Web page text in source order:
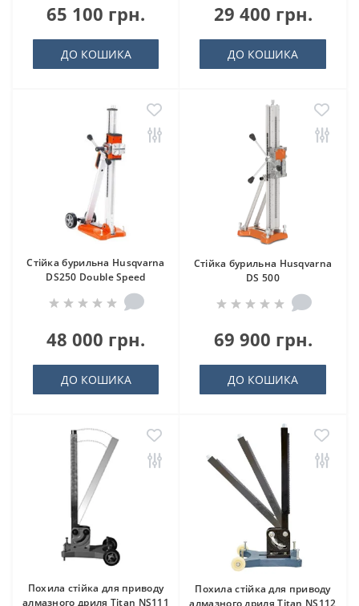
65 100 грн.
ДО КОШИКА
29 400 грн.
ДО КОШИКА
Стійка бурильна Husqvarna
DS250 Double Speed
48 000 грн.
ДО КОШИКА
Стійка бурильна Husqvarna
DS 500
69 900 грн.
ДО КОШИКА
Похила стійка для приводу
алмазного дриля Titan NS111
Похила стійка для приводу
алмазного дриля Titan NS112